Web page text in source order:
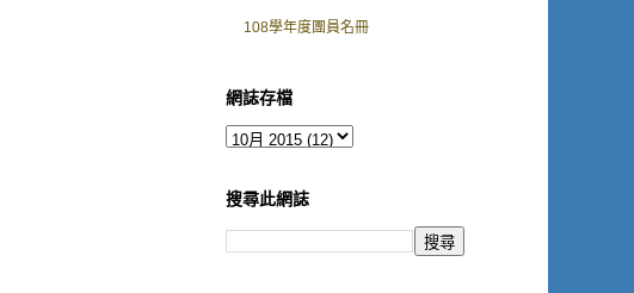
108學年度團員名冊
網誌存檔
搜尋此網誌